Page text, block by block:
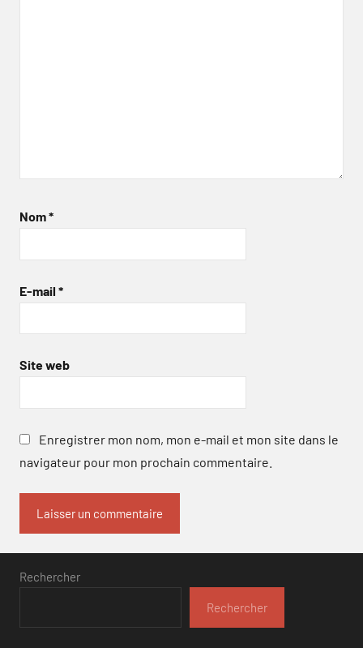
Nom*
E-mail *
Site web
Enregistrer mon nom, mon e-mail et mon site dans le
navigateur pour mon prochain commentaire.
Rechercher
Rechercher